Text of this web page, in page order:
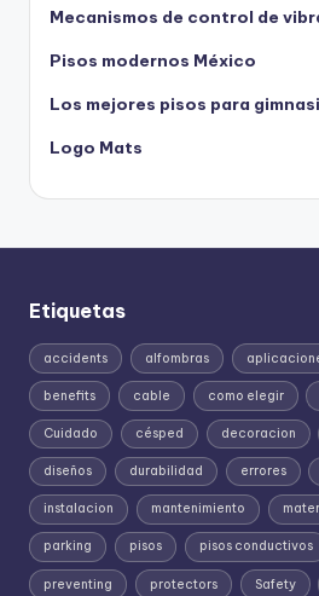
Mecanismos de control de
Pisos modernos México
Los mejores pisos para
Logo Mats
Etiquetas
accidents alfombras
benefits cable como elegir
Cuidado césped decoracion
diseños durabilidad errores
instalacion mantenimiento
parking pisos pisos conductivos
preventing protectors Safety